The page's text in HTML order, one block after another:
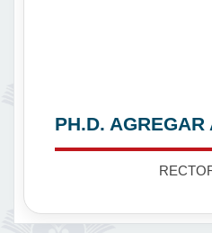
PH.D. AGREGAR